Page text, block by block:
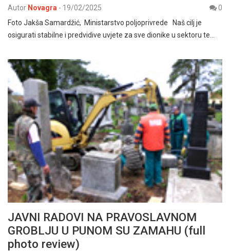
Autor Novagra - 19/02/2025
0
Foto Jakša Samardžić, Ministarstvo poljoprivrede Naš cilj je
osigurati stabilne i predvidive uvjete za sve dionike u sektoru te…
JAVNI RADOVI NA PRAVOSLAVNOM
GROBLJU U PUNOM SU ZAMAHU (full
photo review)